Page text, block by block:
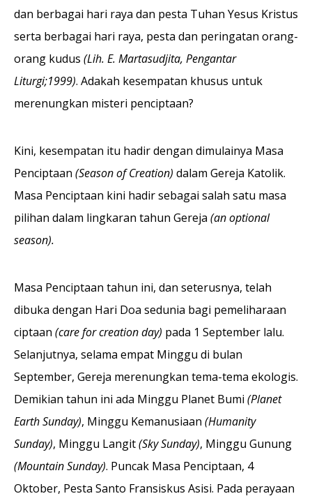
dan berbagai hari raya dan pesta Tuhan Yesus Kristus
serta berbagai hari raya, pesta dan peringatan orang-
orang kudus (Lih. E. Martasudjita, Pengantar
Liturgi;1999). Adakah kesempatan khusus untuk
merenungkan misteri penciptaan?
Kini, kesempatan itu hadir dengan dimulainya Masa
Penciptaan (Season of Creation) dalam Gereja Katolik.
Masa Penciptaan kini hadir sebagai salah satu masa
pilihan dalam lingkaran tahun Gereja (an optional
season).
Masa Penciptaan tahun ini, dan seterusnya, telah
dibuka dengan Hari Doa sedunia bagi pemeliharaan
ciptaan (care for creation day) pada 1 September lalu.
Selanjutnya, selama empat Minggu di bulan
September, Gereja merenungkan tema-tema ekologis.
Demikian tahun ini ada Minggu Planet Bumi (Planet
Earth Sunday), Minggu Kemanusiaan (Humanity
Sunday), Minggu Langit(Sky Sunday), Minggu Gunung
(Mountain Sunday). Puncak Masa Penciptaan, 4
Oktober, Pesta Santo Fransiskus Asisi. Pada perayaan